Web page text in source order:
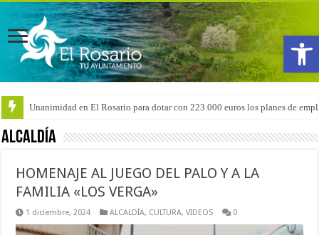
Arranca la reforma del CEIP San Isidro con las demoliciones para la
ALCALDÍA
HOMENAJE AL JUEGO DEL PALO Y A LA
FAMILIA «LOS VERGA»
1 diciembre, 2024 ALCALDÍA, CULTURA,VIDEOS 0